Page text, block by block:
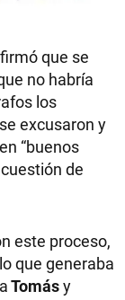
que se
no habría
los
excusaron y
“buenos
de
este proceso,
que generaba
Tomásy